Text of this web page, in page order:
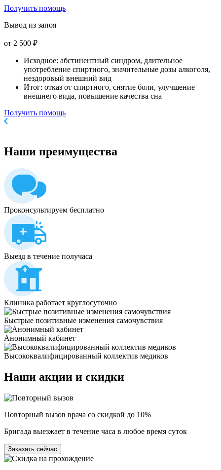
Получить помощь
Вывод из запоя
от 2 500 ₽
Исходное: абстинентный синдром, длительное
употребление спиртного, значительные дозы алкоголя,
нездоровый внешний вид
Итог: отказ от спиртного, снятие боли, улучшение
внешнего вида, повышение качества сна
Получить помощь
Наши преимущества
Проконсультируем бесплатно
Выезд в течение получаса
Клиника работает круглосуточно
Быстрые позитивные изменения самочувствия
Анонимный кабинет
Высококвалифицированный коллектив медиков
Наши акции и скидки
Повторный вызов врача со скидкой до 10%
Бригада выезжает в течение часа в любое время суток
Заказать сейчас